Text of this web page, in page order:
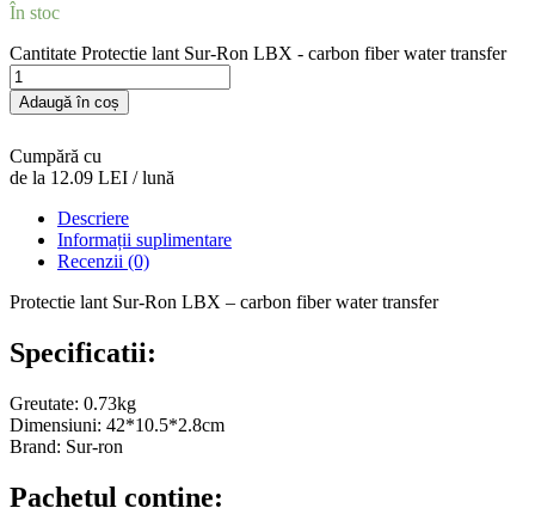
În stoc
Cantitate Protectie lant Sur-Ron LBX - carbon fiber water transfer
Adaugă în coș
Cumpără cu
de la 12.09 LEI / lună
Descriere
Informații suplimentare
Recenzii (0)
Protectie lant Sur-Ron LBX – carbon fiber water transfer
Specificatii:
Greutate: 0.73kg
Dimensiuni: 42*10.5*2.8cm
Brand: Sur-ron
Pachetul contine: